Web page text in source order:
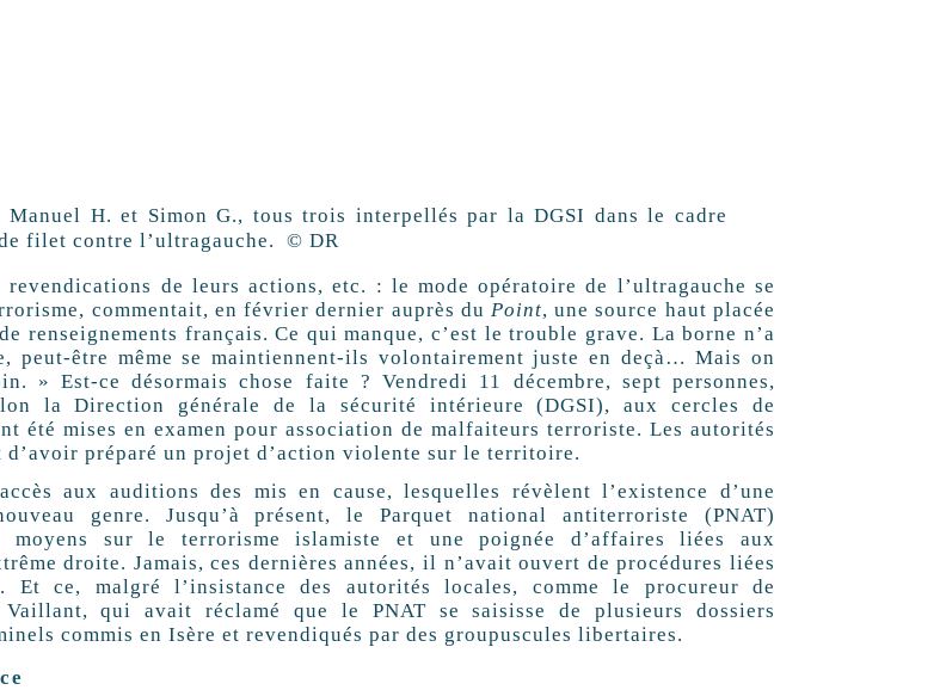
Manuel H. et Simon G., tous trois interpellés par la DGSI dans le cadre
filet contre l’ultragauche. © DR
revendications de leurs actions, etc. : le mode opératoire de l’ultragauche se
commentait, en février dernier auprès duPoint, une source haut placée
renseignements français. Ce qui manque, c’est le trouble grave. La borne n’a
peut-être même se maintiennent-ils volontairement juste en deçà… Mais on
» Est-ce désormais chose faite ? Vendredi 11 décembre, sept personnes,
la Direction générale de la sécurité intérieure (DGSI), aux cercles de
été mises en examen pour association de malfaiteurs terroriste. Les autorités
d’avoir préparé un projet d’action violente sur le territoire.
aux auditions des mis en cause, lesquelles révèlent l’existence d’une
genre. Jusqu’à présent, le Parquet national antiterroriste (PNAT)
moyens sur le terrorisme islamiste et une poignée d’affaires liées aux
droite. Jamais, ces dernières années, il n’avait ouvert de procédures liées
Et ce, malgré l’insistance des autorités locales, comme le procureur de
qui avait réclamé que le PNAT se saisisse de plusieurs dossiers
commis en Isère et revendiqués par des groupuscules libertaires.